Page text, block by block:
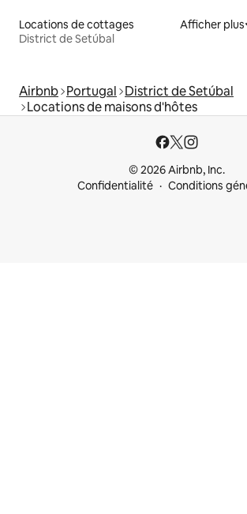
Locations de cottages
District de Setúbal
Afficher plus
Airbnb Portugal District de Setúbal
Locations de maisons d'hôtes
© 2026 Airbnb, Inc.
Confidentialité
Conditions